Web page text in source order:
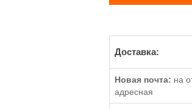
Доставка:
Новая почта: на
адресная